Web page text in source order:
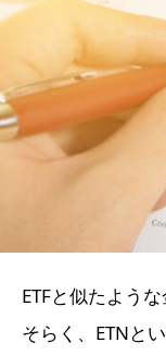
ETFと似たよう
そらく、ETNと